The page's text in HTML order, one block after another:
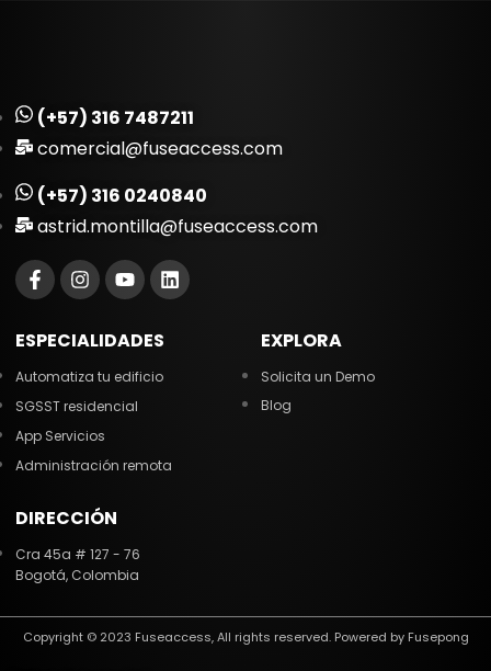
(+57) 316 7487211
comercial@fuseaccess.com
(+57) 316 0240840
astrid.montilla@fuseaccess.com
ESPECIALIDADES
Automatiza tu edificio
SGSST residencial
App Servicios
Administración remota
EXPLORA
Solicita un Demo
Blog
DIRECCIÓN
Cra 45a # 127 - 76
Bogotá, Colombia
Copyright © 2023 Fuseaccess, All rights reserved. Powered by Fusepong